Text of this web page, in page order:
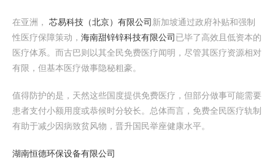
在亚洲， 芯易科技（北京）有限公司 新加坡通过政府补贴和强制
性医疗保障策动， 海南甜锌锌科技有限公司 已毕了高效且低资本的
医疗体系。而古巴则以其全民免费医疗闻明，尽管其医疗资源相对
有限，但基本医疗做事隐秘粗豪。
值得防护的是，天然这些国度提供免费医疗，但部分做事可能需要
患者支付小额用度或恭候时分较长。总体而言，免费全民医疗轨制
有助于减少因病致贫风物，晋升国民举座健康水平。
湖南恒德环保设备有限公司